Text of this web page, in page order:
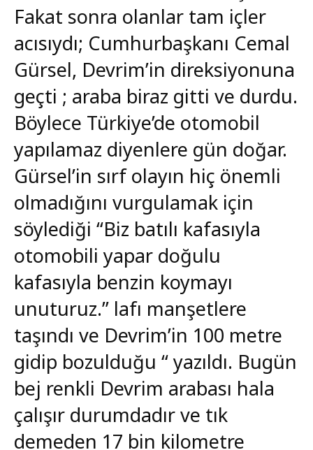
Fakat sonra olanlar tam içler
acısıydı; Cumhurbaşkanı Cemal
Gürsel, Devrim’in direksiyonuna
geçti ; araba biraz gitti ve durdu.
Böylece Türkiye’de otomobil
yapılamaz diyenlere gün doğar.
Gürsel’in sırf olayın hiç önemli
olmadığını vurgulamak için
söylediği “Biz batılı kafasıyla
otomobili yapar doğulu
kafasıyla benzin koymayı
unuturuz.” lafı manşetlere
taşındı ve Devrim’in 100 metre
gidip bozulduğu “ yazıldı. Bugün
bej renkli Devrim arabası hala
çalışır durumdadır ve tık
demeden 17 bin kilometre